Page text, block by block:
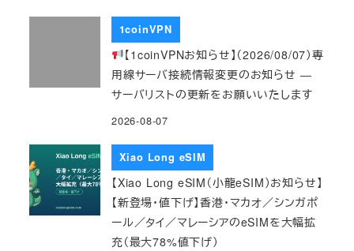
1coinVPN
【1coinVPNお知らせ】（2026/08/07）専
用線サーバ接続情報変更のお知らせ ―
サーバリストの更新をお願いいたします
2026-08-07
Xiao Long eSIM
【Xiao Long eSIM（小龍eSIM）お知らせ】
【新登場・値下げ】香港・マカオ／シンガポ
ール／タイ／マレーシアのeSIMを大幅拡
充（最大78%値下げ）